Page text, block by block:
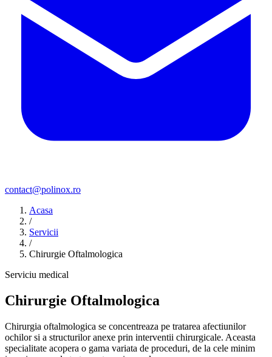
contact@polinox.ro
Acasa
/
Servicii
/
Chirurgie Oftalmologica
Serviciu medical
Chirurgie Oftalmologica
Chirurgia oftalmologica se concentreaza pe tratarea afectiunilor
ochilor si a structurilor anexe prin interventii chirurgicale. Aceasta
specialitate acopera o gama variata de proceduri, de la cele minim